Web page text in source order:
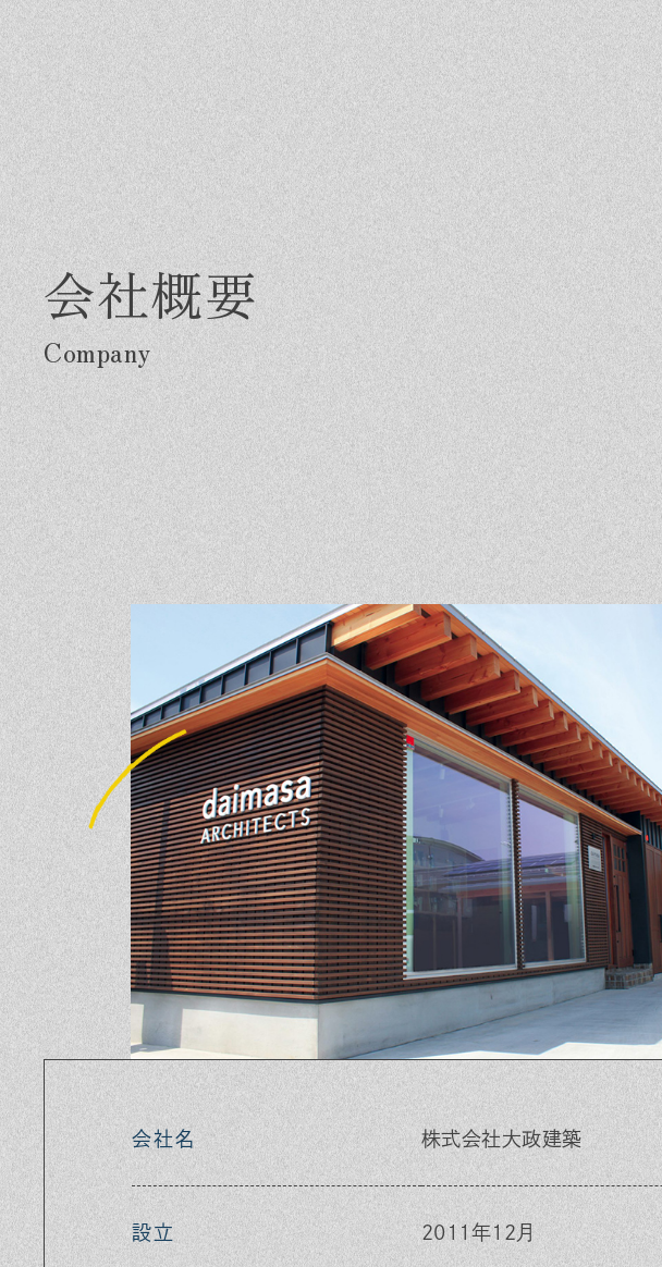
会社概要
会社名 株式会社大政建築
設立 2011年12月
Greeting
はじめましての方へ
Made in DAIMASA
私たちの想い
オーダーメイドの住まい
素材のこだわり
住まいの特性
家づくりの流れ
保証とサポート
ヒノキプロジェクト
For customer
施工実績
スタイル集
イベントを探す
気軽に相談会
よくある質問
お客様の声
木材辞典
Topics
お知らせ
イベント
In
st
ag
ra
m
Fa
ce
bo
ok
LI
N
E